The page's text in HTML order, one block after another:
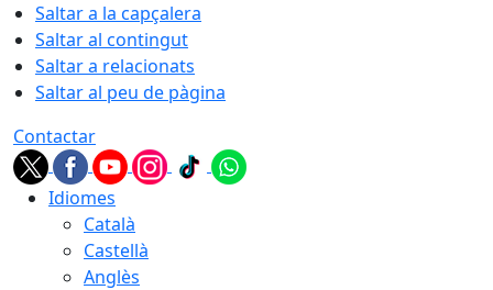
Saltar a la capçalera
Saltar al contingut
Saltar a relacionats
Saltar al peu de pàgina
Contactar
Idiomes
Català
Castellà
Anglès